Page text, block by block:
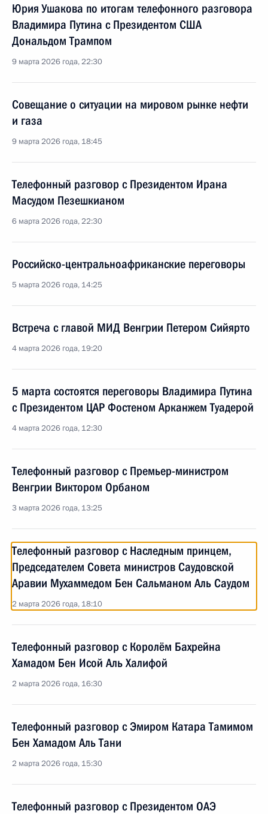
Юрия Ушакова по итогам телефонного разговора
Владимира Путина с Президентом США
Дональдом Трампом
9 марта 2026 года, 22:30
Совещание о ситуации на мировом рынке нефти
и газа
9 марта 2026 года, 18:45
Телефонный разговор с Президентом Ирана
Масудом Пезешкианом
6 марта 2026 года, 22:30
Российско-центральноафриканские переговоры
5 марта 2026 года, 14:25
Встреча с главой МИД Венгрии Петером Сийярто
4 марта 2026 года, 19:20
5 марта состоятся переговоры Владимира Путина
с Президентом ЦАР Фостеном Арканжем Туадерой
4 марта 2026 года, 12:30
Телефонный разговор с Премьер-министром
Венгрии Виктором Орбаном
3 марта 2026 года, 13:25
Телефонный разговор с Наследным принцем,
Председателем Совета министров Саудовской
Аравии Мухаммедом Бен Сальманом Аль Саудом
2 марта 2026 года, 18:10
Телефонный разговор с Королём Бахрейна
Хамадом Бен Исой Аль Халифой
2 марта 2026 года, 16:30
Телефонный разговор с Эмиром Катара Тамимом
Бен Хамадом Аль Тани
2 марта 2026 года, 15:30
Телефонный разговор с Президентом ОАЭ